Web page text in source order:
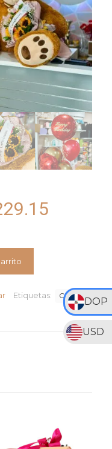
DOP
USD
Etiquetas:
Combo